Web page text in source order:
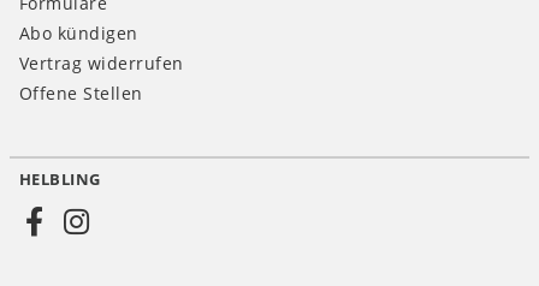
Abo kündigen
Vertrag widerrufen
Offene Stellen
Social
HELBLING